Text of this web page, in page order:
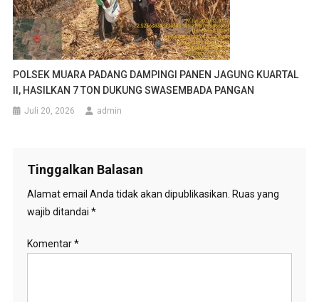
POLSEK MUARA PADANG DAMPINGI PANEN JAGUNG KUARTAL
II, HASILKAN 7 TON DUKUNG SWASEMBADA PANGAN
Juli 20, 2026 admin
Tinggalkan Balasan
Alamat email Anda tidak akan dipublikasikan. Ruas yang
wajib ditandai *
Komentar*